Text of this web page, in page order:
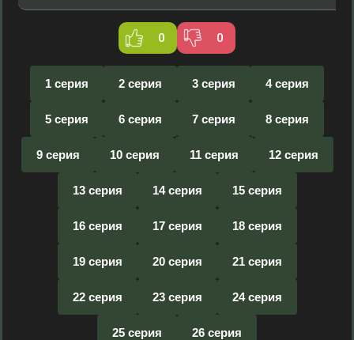
0 0
1 серия 2 серия 3 серия 4 серия
5 серия 6 серия 7 серия 8 серия
9 серия 10 серия 11 серия 12 серия
13 серия 14 серия 15 серия
16 серия 17 серия 18 серия
19 серия 20 серия 21 серия
22 серия 23 серия 24 серия
25 серия 26 серия